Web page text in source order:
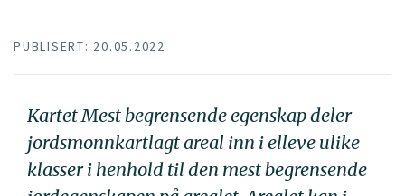
PUBLISERT: 20.05.2022
Kartet Mest begrensende egenskap deler
jordsmonnkartlagt areal inn i elleve ulike
klasser i henhold til den mest begrensende